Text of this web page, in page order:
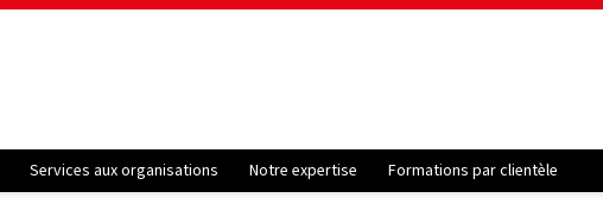
Services aux organisations Notre expertise Formations par clientèle